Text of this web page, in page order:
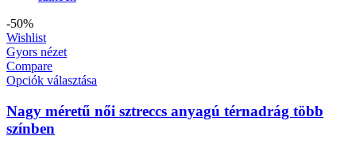
-50%
Wishlist
Gyors nézet
Compare
Opciók választása
Nagy méretű női sztreccs anyagú térnadrág több
színben